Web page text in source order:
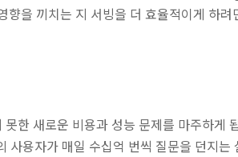
을 끼치는 지 서빙을 더 효율적이게 하려
한 새로운 비용과 성능 문제를 마주하게
사용자가 매일 수십억 번씩 질문을 던지는